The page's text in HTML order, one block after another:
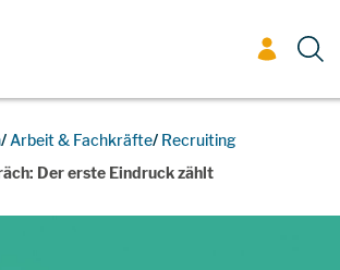
Arbeit & Fachkräfte Recruiting
Der erste Eindruck zählt